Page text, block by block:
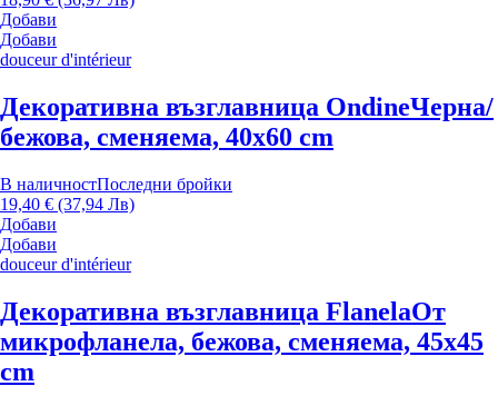
Добави
Добави
douceur d'intérieur
Декоративна възглавница OndineЧерна/
бежова, сменяема, 40x60 cm
В наличностПоследни бройки
19,40 € (37,94 Лв)
Добави
Добави
douceur d'intérieur
Декоративна възглавница FlanelaОт
микрофланела, бежова, сменяема, 45x45
cm